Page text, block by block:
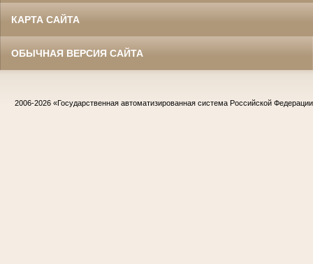
КАРТА САЙТА
ОБЫЧНАЯ ВЕРСИЯ САЙТА
2006-2026 «Государственная автоматизированная система Российской